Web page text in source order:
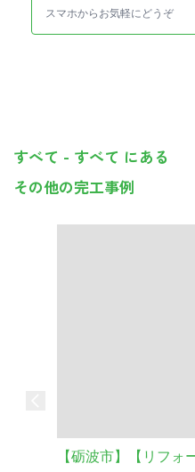
スマホからお気軽にどうぞ
すべて - すべて にある
その他の完工事例
【砺波市】【リフォ